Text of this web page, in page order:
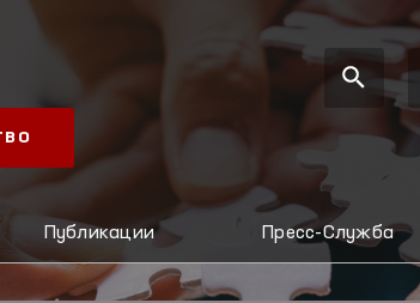
Публикации Пресс-Служба